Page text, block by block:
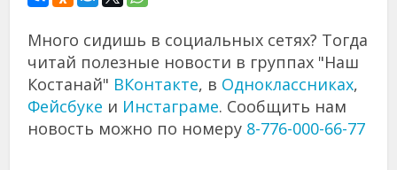
Много сидишь в социальных сетях? Тогда
читай полезные новости в группах "Наш
Костанай" ВКонтакте, в Одноклассниках,
Фейсбуке и Инстаграме. Сообщить нам
новость можно по номеру 8-776-000-66-77